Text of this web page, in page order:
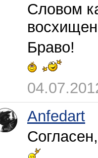
Словом
Браво!
Anfedart